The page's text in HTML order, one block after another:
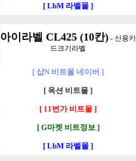
[ LbM 라벨몰 ]
아이라벨 CL425 (10칸) - 신용카
드크기라벨
[ 샵N 비트몰 네이버 ]
[ 옥션 비트몰 ]
[ 11번가 비트몰 ]
[ G마켓 비트정보 ]
[ LbM 라벨몰 ]